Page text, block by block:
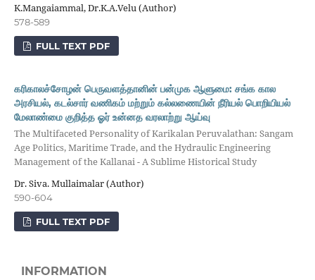
K.Mangaiammal, Dr.K.A.Velu (Author)
578-589
FULL TEXT PDF
கரிகாலச்சோழன் பெருவளத்தானின் பன்முக ஆளுமை: சங்க கால
அரசியல், கடல்சார் வணிகம் மற்றும் கல்லணையின் நீரியல் பொறியியல்
மேலாண்மை குறித்த ஓர் உன்னத வரலாற்று ஆய்வு
The Multifaceted Personality of Karikalan Peruvalathan: Sangam
Age Politics, Maritime Trade, and the Hydraulic Engineering
Management of the Kallanai - A Sublime Historical Study
Dr. Siva. Mullaimalar (Author)
590-604
FULL TEXT PDF
INFORMATION